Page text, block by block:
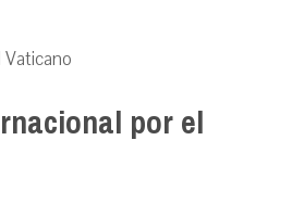
Vaticano
por el